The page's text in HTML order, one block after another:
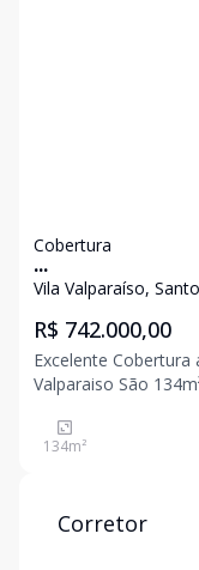
Cobertura
...
Vila Valparaíso,
R$ 742.000,00
Excelente Cobertura
Valparaiso São 134m², amplo, aconchegante e
com sacada - Sala ampla para dois ambientes -
Cozinha em
134m²
Corretor